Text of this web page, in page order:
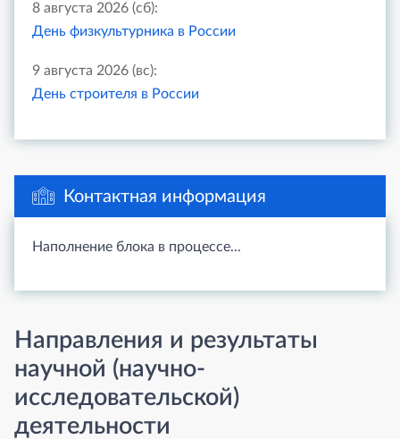
8 августа 2026 (сб):
День физкультурника в России
9 августа 2026 (вс):
День строителя в России
Контактная информация
Наполнение блока в процессе...
Направления и результаты
научной (научно-
исследовательской)
деятельности